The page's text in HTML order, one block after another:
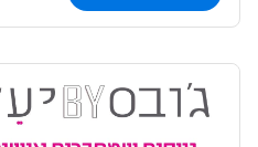
והיועצים, עבודה שוטפת מול
החברה והובלת תהליכי תכנון
במקביל.